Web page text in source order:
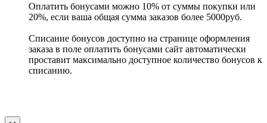
Оплатить бонусами можно 10% от суммы покупки или
20%, если ваша общая сумма заказов более 5000руб.
Списание бонусов доступно на странице оформления
заказа в поле оплатить бонусами сайт автоматически
проставит максимально доступное количество бонусов к
списанию.